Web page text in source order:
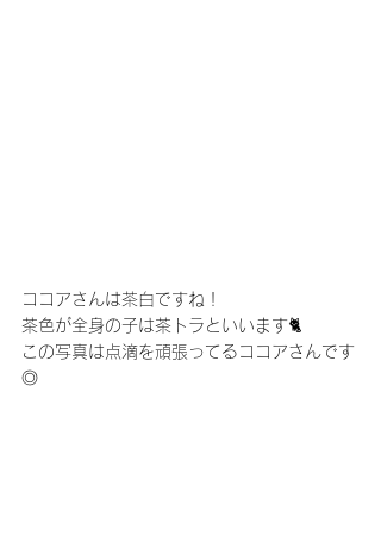
ココアさんは茶白ですね！
茶色が全身の子は茶トラといいます🐈
この写真は点滴を頑張ってるココアさんです
◎